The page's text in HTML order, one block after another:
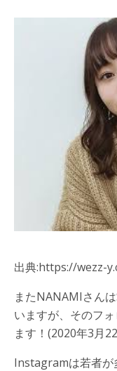
出典:https://wezz-
またNANAMIさん
いますが、そのフ
ます！(2020年3月
Instagramは若者が